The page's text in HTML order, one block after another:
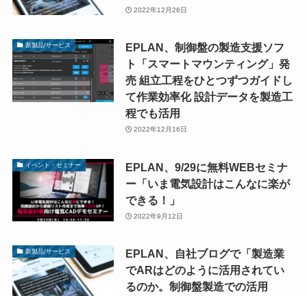
2022年12月26日
新製品/サービス
EPLAN、制御盤の製造支援ソフ
ト「スマートマウンティング」発
売 組立工程をひとつずつガイドし
て作業効率化 設計データを製造工
程でも活用
2022年12月16日
イベント・セミナー
EPLAN、9/29に無料WEBセミナ
ー「いま電気設計はこんなに楽が
できる！」
2022年9月12日
新製品/サービス
EPLAN、自社ブログで「製造業
でARはどのように活用されてい
るのか。制御盤製造での活用